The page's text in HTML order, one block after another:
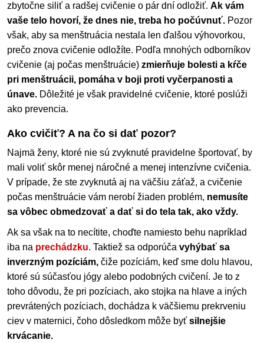
zbytočne siliť a radšej cvičenie o pár dní odložiť. Ak vám
vaše telo hovorí, že dnes nie, treba ho počúvnuť. Pozor
však, aby sa menštruácia nestala len ďalšou výhovorkou,
prečo znova cvičenie odložíte. Podľa mnohých odborníkov
cvičenie (aj počas menštruácie) zmierňuje bolesti a kŕče
pri menštruácii, pomáha v boji proti vyčerpanosti a
únave. Dôležité je však pravidelné cvičenie, ktoré poslúži
ako prevencia.
Ako cvičiť? A na čo si dať pozor?
Najmä ženy, ktoré nie sú zvyknuté pravidelne športovať, by
mali voliť skôr menej náročné a menej intenzívne cvičenia.
V prípade, že ste zvyknutá aj na väčšiu záťaž, a cvičenie
počas menštruácie vám nerobí žiaden problém, nemusíte
sa vôbec obmedzovať a dať si do tela tak, ako vždy.
Ak sa však na to necítite, choďte namiesto behu napríklad
iba na prechádzku. Taktiež sa odporúča vyhýbať sa
inverzným pozíciám, čiže pozíciám, keď sme dolu hlavou,
ktoré sú súčasťou jógy alebo podobných cvičení. Je to z
toho dôvodu, že pri pozíciach, ako stojka na hlave a iných
prevrátených pozíciach, dochádza k väčšiemu prekrveniu
ciev v maternici, čoho dôsledkom môže byť silnejšie
krvácanie.